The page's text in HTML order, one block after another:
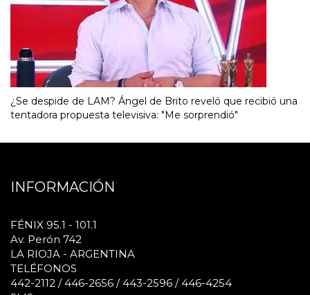
¿Se despide de LAM? Ángel de Brito reveló que recibió una
tentadora propuesta televisiva: "Me sorprendió"
INFORMACIÓN
FÉNIX 95.1 - 101.1
Av. Perón 742
LA RIOJA - ARGENTINA
TELÉFONOS
442-2112 / 446-2656 / 443-2596 / 446-4254